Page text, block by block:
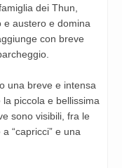
dei Thun,
e austero e domina
con breve
una breve e intensa
piccola e bellissima
sono visibili, fra le
“capricci” e una